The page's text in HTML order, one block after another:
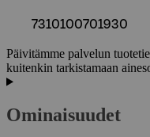
7310100701930
Päivitämme palvelun
kuitenkin tarkistamaan
Ominaisuudet